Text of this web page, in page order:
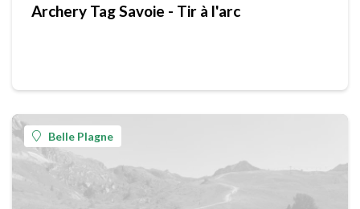
Archery Tag Savoie - Tir à l'arc
Belle Plagne